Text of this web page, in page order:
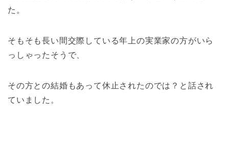
た。
そもそも長い間交際している年上の実業家の方がいら
っしゃったそうで、
その方との結婚もあって休止されたのでは？と話され
ていました。